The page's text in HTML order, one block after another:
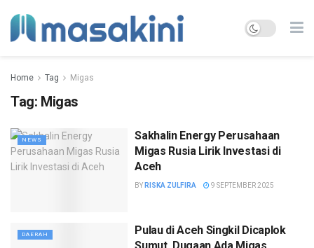
Home Tag Migas
Tag: Migas
NEWS
Sakhalin Energy Perusahaan
Migas Rusia Lirik Investasi di
Aceh
BY RISKA ZULFIRA 9 SEPTEMBER 2025
DAERAH
Pulau di Aceh Singkil Dicaplok
Sumut, Dugaan Ada Migas